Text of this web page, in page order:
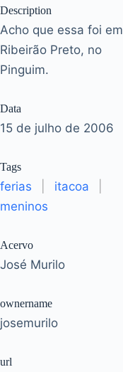
Description
Acho que essa foi em
Ribeirão Preto, no
Pinguim.
Data
15 de julho de 2006
Tags
ferias itacoa
meninos
Acervo
José Murilo
ownername
josemurilo
url